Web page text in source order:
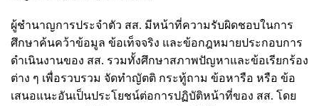
ผู้ชำนาญการประจำตัว สส. มีหน้าที่ความรับผิดชอบในการ
ศึกษาค้นคว้าข้อมูล ข้อเท็จจริง และข้อกฎหมายประกอบการ
ดำเนินงานของ สส. รวมทั้งศึกษาสภาพปัญหาและข้อเรียกร้อง
ต่าง ๆ เพื่อรวบรวม จัดทำญัตติ กระทู้ถาม ข้อหารือ หรือ ข้อ
เสนอแนะอันเป็นประโยชน์ต่อการปฏิบัติหน้าที่ของ สส. โดย